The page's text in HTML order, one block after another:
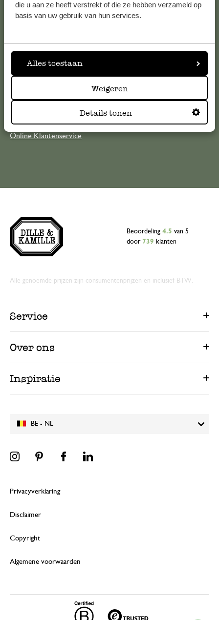
die u aan ze heeft verstrekt of die ze hebben verzameld op
basis van uw gebruik van hun services.
Alles toestaan
Weigeren
Details tonen
Voor vragen, tips of hulp kun je contact opnemen met onze
klantenservice. Of bekijk hier het antwoord op de
meestgestelde vragen
Online Klantenservice
BE - NL
Beoordeling 4.5 van 5
door 739 klanten
Alle genoemde prijzen zijn consumentenprijzen en inclusief BTW.
Service
Over ons
Inspiratie
Privacyverklaring
Disclaimer
Copyright
Algemene voorwaarden